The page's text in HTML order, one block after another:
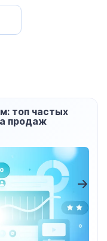
в TON Ads: